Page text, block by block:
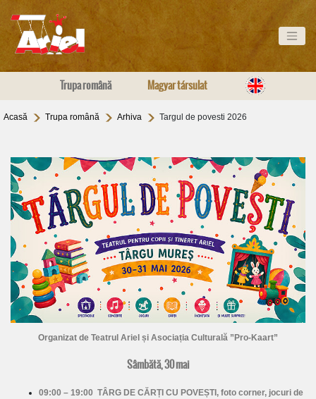
Trupa română Magyar társulat
Acasă Trupa română Arhiva Targul de povesti 2026
Organizat de Teatrul Ariel și Asociația Culturală ”Pro-Kaart”
Sâmbătă, 30 mai
09:00 – 19:00 TÂRG DE CĂRȚI CU POVEȘTI, foto corner, jocuri de